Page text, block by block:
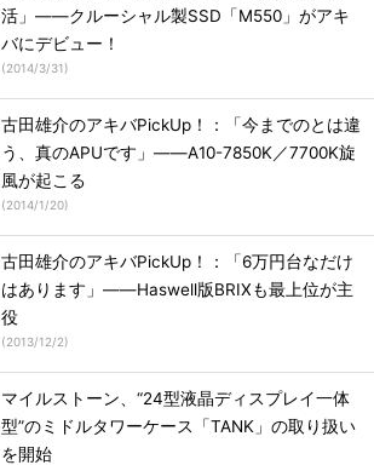
活」――クルーシャル製SSD「M550」がアキ
バにデビュー！
(2014/3/31)
古田雄介のアキバPickUp！：「今までのとは違
う、真のAPUです」――A10-7850K／7700K旋
風が起こる
(2014/1/20)
古田雄介のアキバPickUp！：「6万円台なだけ
はあります」――Haswell版BRIXも最上位が主
役
(2013/12/2)
マイルストーン、“24型液晶ディスプレイ一体
型”のミドルタワーケース「TANK」の取り扱い
を開始